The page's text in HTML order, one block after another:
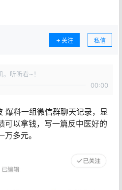
关注 私信
听听看~！
00:00
爆料一组微信群聊天记录，显
可以拿钱，写一篇反中医好的
多元。